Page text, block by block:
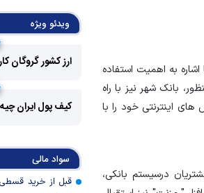
به اهمیت استفاده
بانک شهر نیز با راه
های اینترنتی خود را با
درسیستم بانکی،
توقف بی‌سابقه
چرا گاز در اروپا
مزیت رقابتی
عوارض هرمز؛
امنیت دریایی به
کدام گروه‌های
ویدئو ویژه
ارز کشور گروگان
کیف پول ایران
سواد مالی